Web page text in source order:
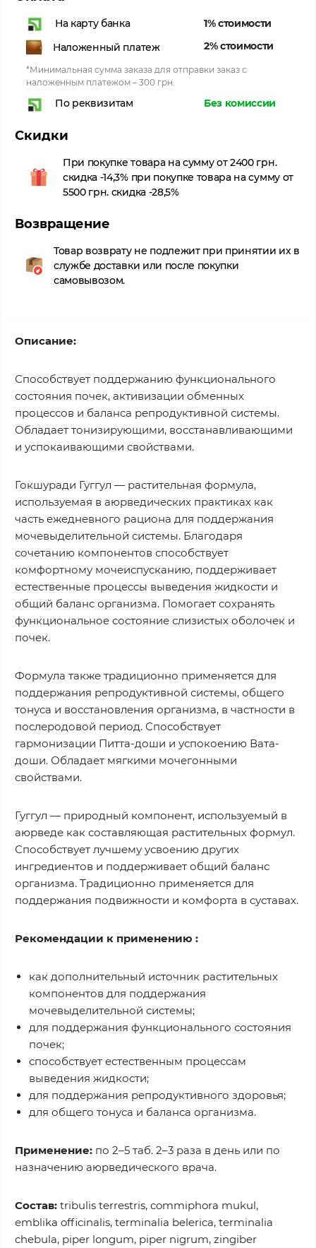
На карту банка
1% стоимости
Наложенный платеж
2% стоимости
*Минимальная сумма заказа для отправки заказ с
наложенным платежом – 300 грн.
По реквизитам Без комиссии
Скидки
При покупке товара на сумму от 2400 грн.
скидка -14,3% при покупке товара на сумму от
5500 грн. скидка -28,5%
Возвращение
Товар возврату не подлежит при принятии их в
службе доставки или после покупки
самовывозом.
Описание:
Способствует поддержанию функционального
состояния почек, активизации обменных
процессов и баланса репродуктивной системы.
Обладает тонизирующими, восстанавливающими
и успокаивающими свойствами.
Гокшуради Гуггул — растительная формула,
используемая в аюрведических практиках как
часть ежедневного рациона для поддержания
мочевыделительной системы. Благодаря
сочетанию компонентов способствует
комфортному мочеиспусканию, поддерживает
естественные процессы выведения жидкости и
общий баланс организма. Помогает сохранять
функциональное состояние слизистых оболочек и
почек.
Формула также традиционно применяется для
поддержания репродуктивной системы, общего
тонуса и восстановления организма, в частности в
послеродовой период. Способствует
гармонизации Питта-доши и успокоению Вата-
доши. Обладает мягкими мочегонными
свойствами.
Гуггул — природный компонент, используемый в
аюрведе как составляющая растительных формул.
Способствует лучшему усвоению других
ингредиентов и поддерживает общий баланс
организма. Традиционно применяется для
поддержания подвижности и комфорта в суставах.
Рекомендации к применению :
как дополнительный источник растительных
компонентов для поддержания
мочевыделительной системы;
для поддержания функционального состояния
почек;
способствует естественным процессам
выведения жидкости;
для поддержания репродуктивного здоровья;
для общего тонуса и баланса организма.
Применение: по 2–5 таб. 2–3 раза в день или по
назначению аюрведического врача.
Состав: tribulis terrestris, commiphora mukul,
emblika officinalis, terminalia belerica, terminalia
chebula, piper longum, piper nigrum, zingiber